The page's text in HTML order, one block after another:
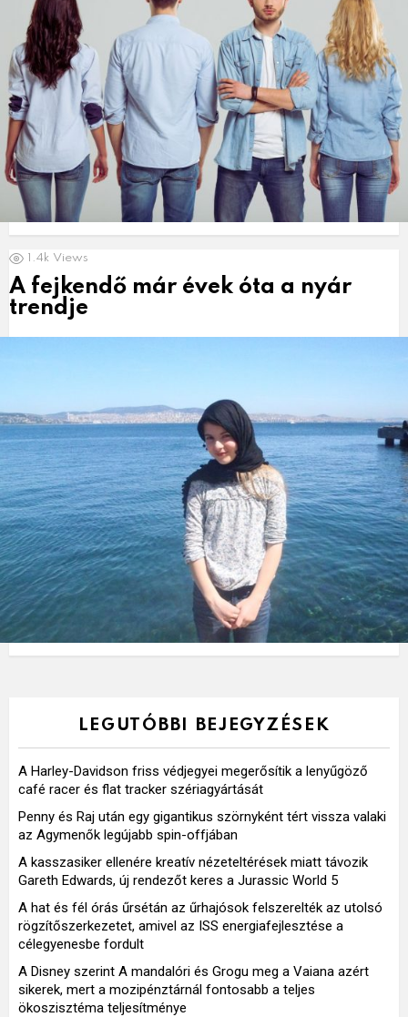
1.4k Views
A fejkendő már évek óta a nyár
trendje
LEGUTÓBBI BEJEGYZÉSEK
A Harley-Davidson friss védjegyei megerősítik a lenyűgöző
café racer és flat tracker szériagyártását
Penny és Raj után egy gigantikus szörnyként tért vissza valaki
az Agymenők legújabb spin-offjában
A kasszasiker ellenére kreatív nézeteltérések miatt távozik
Gareth Edwards, új rendezőt keres a Jurassic World 5
A hat és fél órás űrsétán az űrhajósok felszerelték az utolsó
rögzítőszerkezetet, amivel az ISS energiafejlesztése a
célegyenesbe fordult
A Disney szerint A mandalóri és Grogu meg a Vaiana azért
sikerek, mert a mozipénztárnál fontosabb a teljes
ökoszisztéma teljesítménye